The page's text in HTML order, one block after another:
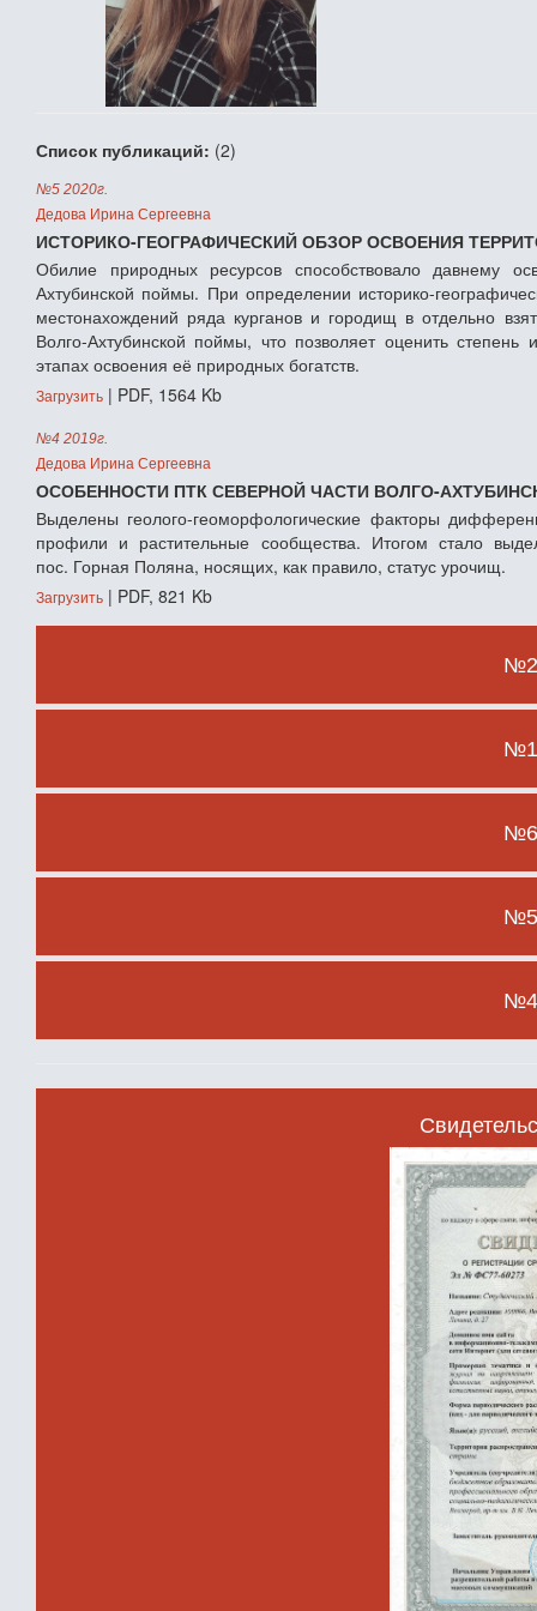
Список публикаций: (2)
№5 2020г.
Дедова Ирина Сергеевна
ИСТОРИКО-ГЕОГРАФИЧЕСКИЙ ОБЗОР ОСВОЕНИЯ
Обилие природных ресурсов способствовало давнему
Ахтубинской поймы. При определении историко-
местонахождений ряда курганов и городищ в отдельно
Волго-Ахтубинской поймы, что позволяет оценить
этапах освоения её природных богатств.
Загрузить | PDF, 1564 Kb
№4 2019г.
Дедова Ирина Сергеевна
ОСОБЕННОСТИ ПТК СЕВЕРНОЙ ЧАСТИ ВОЛГО-
Выделены геолого-геоморфологические факторы
профили и растительные сообщества. Итогом стало
пос. Горная Поляна, носящих, как правило, статус урочищ.
Загрузить | PDF, 821 Kb
№2
№1
№6
№5
№4